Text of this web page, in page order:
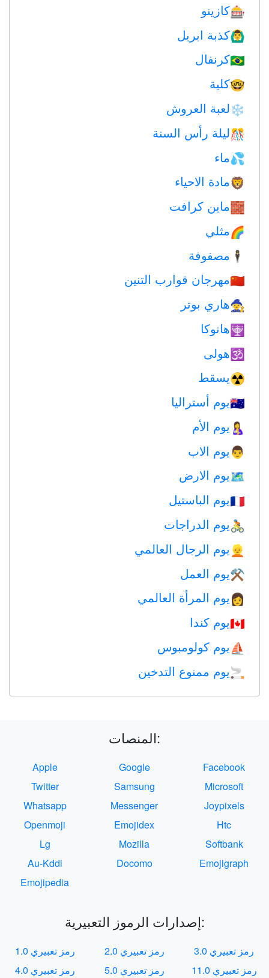
🎰كازينو
🙆‍♂️كذبة ابريل
🇧🇷كرنفال
🤓كلية
❄️لعبة العروش
🎊ليلة رأس السنة
💦ماء
🦁مادة الاحياء
🧱ماين كرافت
🌈مثلي
🕴️ مصفوفة
🇨🇳مهرجان قوارب التنين
🧙هاري بوتر
🕎هانوكا
🕉هولى
☢️يسقط
🇦🇺يوم أستراليا
🤱 يوم الأم
👨 يوم الاب
🗺️يوم الارض
🇫🇷يوم الباستيل
🚴يوم الدراجات
👱 يوم الرجال العالمي
⚒️يوم العمل
👩 يوم المرأة العالمي
🇨🇦يوم كندا
⛵️ يوم كولومبوس
🚬يوم ممنوع التدخين
المنصات:
Apple Google
Facebook
Twitter
Samsung
Microsoft
Whatsapp
Messenger
Joypixels
Openmoji
Emojidex
Htc
Lg
Mozilla
Softbank
Au-Kddi
Docomo
Emojigraph
Emojipedia
إصدارات الرموز التعبيرية:
رمز تعبيري 1.0 رمز تعبيري 2.0
رمز تعبيري 3.0
رمز تعبيري 4.0
رمز تعبيري 5.0 رمز تعبيري 11.0